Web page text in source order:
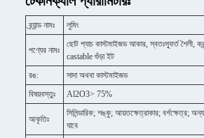
ব্র্যান্ড নামঃ লুমিং
পণ্যের নামঃ
ছোট প্যাচ কাস্টমাইজড আকার, স্বতঃস্ফূর্ত শৈলী,
castable গুঁড়া ইট
রঙ:
সাদা অথবা কাস্টমাইজড
বিষয়বস্তুঃ
Al2O3> 75%
আকৃতিঃ
সিলিন্ডারিক; শঙ্কু; আয়তক্ষেত্রাকার; বর্গক্ষেত্র;
যাবে